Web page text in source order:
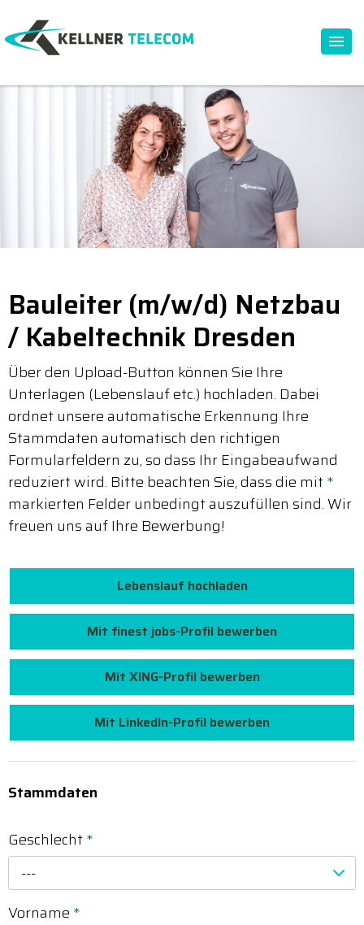
Bauleiter (m/w/d) Netzbau
/ Kabeltechnik Dresden
Über den Upload-Button können Sie Ihre
Unterlagen (Lebenslauf etc.) hochladen. Dabei
ordnet unsere automatische Erkennung Ihre
Stammdaten automatisch den richtigen
Formularfeldern zu, so dass Ihr Eingabeaufwand
reduziert wird. Bitte beachten Sie, dass die mit*
markierten Felder unbedingt auszufüllen sind. Wir
freuen uns auf Ihre Bewerbung!
Lebenslauf hochladen
Mit finest jobs-Profil bewerben
Mit XING-Profil bewerben
Mit LinkedIn-Profil bewerben
Stammdaten
Geschlecht*
---
Vorname *